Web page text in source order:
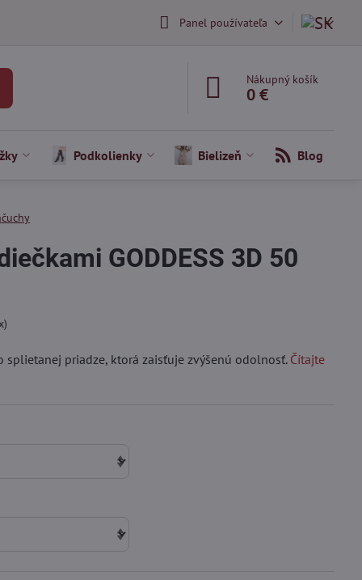
Panel používateľa
Nákupný košík
0 €
Podkolienky Bielizeň Blog
GODDESS 3D 50
splietanej priadze, ktorá zaisťuje zvýšenú odolnosť.Čítajte